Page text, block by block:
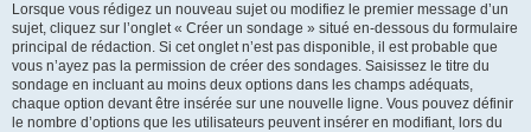
Lorsque vous rédigez un nouveau sujet ou modifiez le premier message d’un
sujet, cliquez sur l’onglet « Créer un sondage » situé en-dessous du formulaire
principal de rédaction. Si cet onglet n’est pas disponible, il est probable que
vous n’ayez pas la permission de créer des sondages. Saisissez le titre du
sondage en incluant au moins deux options dans les champs adéquats,
chaque option devant être insérée sur une nouvelle ligne. Vous pouvez définir
le nombre d’options que les utilisateurs peuvent insérer en modifiant, lors du